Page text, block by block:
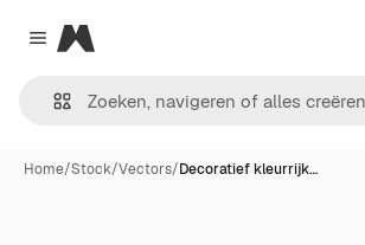
Close menu
Magnific
Home/Stock/Vectors/Decoratief kleurrijk…